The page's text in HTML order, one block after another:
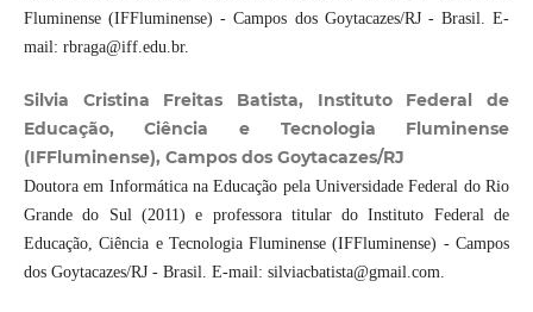
Fluminense (IFFluminense) - Campos dos Goytacazes/RJ - Brasil. E-
mail: rbraga@iff.edu.br.
Silvia Cristina Freitas Batista, Instituto Federal de
Educação, Ciência e Tecnologia Fluminense
(IFFluminense), Campos dos Goytacazes/RJ
Doutora em Informática na Educação pela Universidade Federal do Rio
Grande do Sul (2011) e professora titular do Instituto Federal de
Educação, Ciência e Tecnologia Fluminense (IFFluminense) - Campos
dos Goytacazes/RJ - Brasil. E-mail: silviacbatista@gmail.com.